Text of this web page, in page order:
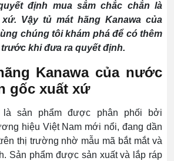
định mua sắm chắc chắn là
Vậy tủ mát hãng Kanawa của
chúng tôi khám phá để có thêm
khi đưa ra quyết định.
Kanawa của nước
gốc xuất xứ
là sản phẩm được phân phối bởi
hiệu Việt Nam mới nổi, đang dần
thị trường nhờ mẫu mã bắt mắt và
Sản phẩm được sản xuất và lắp ráp